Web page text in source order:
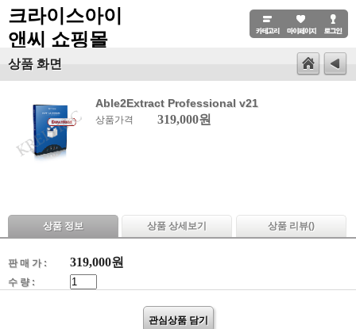
크라이스아이
앤씨 쇼핑몰
상품 화면
Able2Extract Professional v21
상품가격 319,000원
상품 정보 상품 상세보기 상품 리뷰()
판 매 가 : 319,000원
수 량 :
관심상품 담기